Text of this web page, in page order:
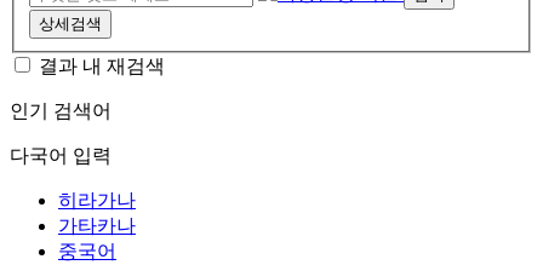
상세검색
결과 내 재검색
인기 검색어
다국어 입력
히라가나
가타카나
중국어